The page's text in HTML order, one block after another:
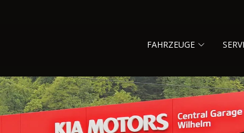
FAHRZEUGE